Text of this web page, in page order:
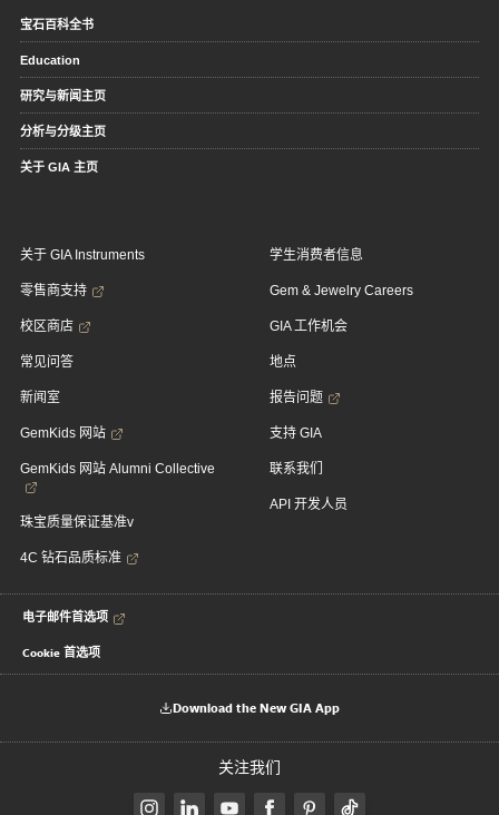
宝石百科全书
Education
研究与新闻主页
分析与分级主页
关于 GIA 主页
关于 GIA Instruments
零售商支持
校区商店
常见问答
新闻室
GemKids 网站
GemKids 网站 Alumni Collective
珠宝质量保证基准v
4C 钻石品质标准
学生消费者信息
Gem & Jewelry Careers
GIA 工作机会
地点
报告问题
支持 GIA
联系我们
API 开发人员
电子邮件首选项
Cookie 首选项
Download the New GIA App
关注我们